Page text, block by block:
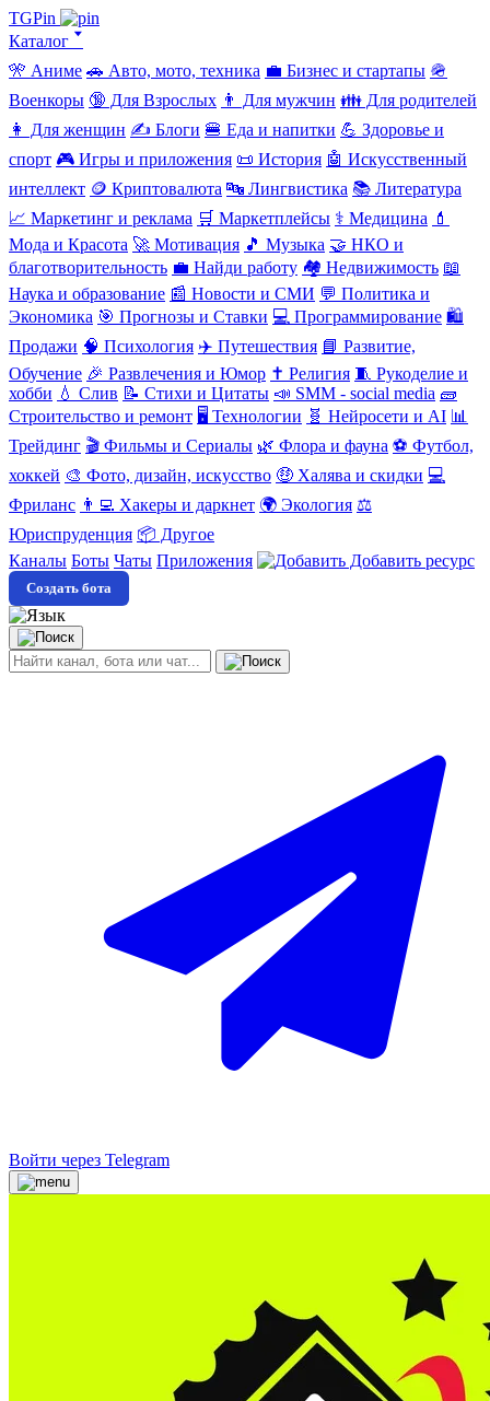
TGPin
Каталог 🢓
🎌 Аниме 🚗 Авто, мото, техника 💼 Бизнес и стартапы 🪖
Военкоры 🔞 Для Взрослых 👨 Для мужчин 👪 Для родителей
👩 Для женщин ✍️ Блоги 🍔 Еда и напитки 💪 Здоровье и
спорт 🎮 Игры и приложения 📜 История 🤖 Искусственный
интеллект 🪙 Криптовалюта 🔤 Лингвистика 📚 Литература
📈 Маркетинг и реклама 🛒 Маркетплейсы ⚕️ Медицина 💄
Мода и Красота 🚀 Мотивация 🎵 Музыка 🤝 НКО и
благотворительность 💼 Найди работу 🏘️ Недвижимость 📖
Наука и образование 📰 Новости и СМИ 💬 Политика и
Экономика 🎯 Прогнозы и Ставки 💻 Программирование 🛍️
Продажи 🧠 Психология ✈️ Путешествия 📘 Развитие,
Обучение 🎉 Развлечения и Юмор ✝️ Религия 🧵 Рукоделие и
хобби 💧 Слив 📝 Стихи и Цитаты 📣 SMM - social media 🧱
Строительство и ремонт 🖥️ Технологии 🧬 Нейросети и AI 📊
Трейдинг 🎬 Фильмы и Сериалы 🌿 Флора и фауна ⚽ Футбол,
хоккей 🎨 Фото, дизайн, искусство 🤑 Халява и скидки 💻
Фриланс 👨‍💻 Хакеры и даркнет 🌍 Экология ⚖️
Юриспруденция 📦 Другое
Каналы Боты Чаты Приложения Добавить ресурс
Создать бота
Войти через Telegram